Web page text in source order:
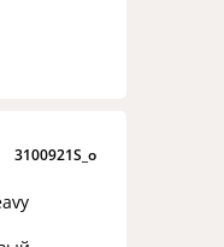
3100921S_o